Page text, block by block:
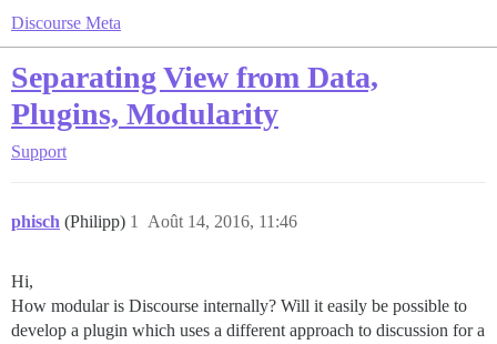
Discourse Meta
Separating View from Data,
Plugins, Modularity
Support
phisch (Philipp) Août 14, 2016, 11:46
1
Hi,
How modular is Discourse internally? Will it easily be possible to
develop a plugin which uses a different approach to discussion for a